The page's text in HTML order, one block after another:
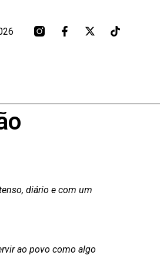
diário e com um
ao povo como algo